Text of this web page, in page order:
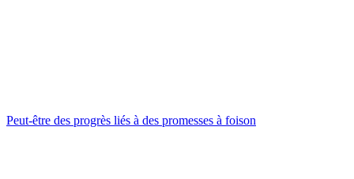
Peut-être des progrès liés à des promesses à foison